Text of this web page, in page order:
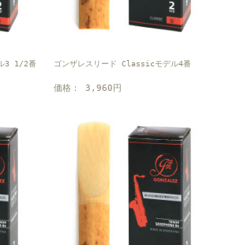
3 1/2番 ゴンザレスリード Classicモデル4番
価格： 3,960円